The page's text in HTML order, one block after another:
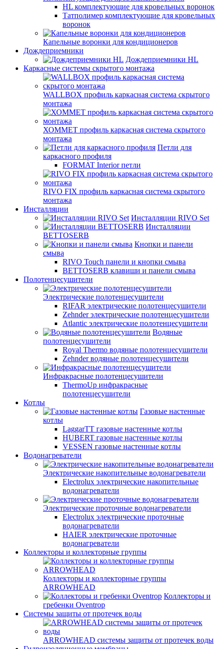
HL комплектующие для кровельных воронок
Татполимер комплектующие для кровельных
воронок
Капельные воронки для кондиционеров
Дождеприемники
Дождеприемники HL
Каркасные системы скрытого монтажа
WALLBOX профиль каркасная система скрытого
монтажа
ХОММЕТ профиль каркасная система скрытого
монтажа
Петли для
каркасного профиля
FORMAT Interior петли
RIVO FIX профиль каркасная система скрытого
монтажа
Инсталляции
Инсталляции RIVO Set
Инсталляции
BETTOSERB
Кнопки и панели
смыва
RIVO Touch панели и кнопки смыва
BETTOSERB клавиши и панели смыва
Полотенцесушители
Электрические полотенцесушители
RIFAR электрические полотенцесушители
Zehnder электрические полотенцесушители
Atlantic электрические полотенцесушители
Водяные
полотенцесушители
Royal Thermo водяные полотенцесушители
Zehnder водяные полотенцесушители
Инфракрасные полотенцесушители
ThermoUp инфракрасные
полотенцесушители
Котлы
Газовые настенные
котлы
LaggarTT газовые настенные котлы
HUBERT газовые настенные котлы
VESSEN газовые настенные котлы
Водонагреватели
Электрические накопительные водонагреватели
Electrolux электрические накопительные
водонагреватели
Электрические проточные водонагреватели
Electrolux электрические проточные
водонагреватели
HAIER электрические проточные
водонагреватели
Коллекторы и коллекторные группы
Коллекторы и коллекторные группы
ARROWHEAD
Коллекторы и
гребенки Oventrop
Системы защиты от протечек воды
ARROWHEAD системы защиты от протечек воды